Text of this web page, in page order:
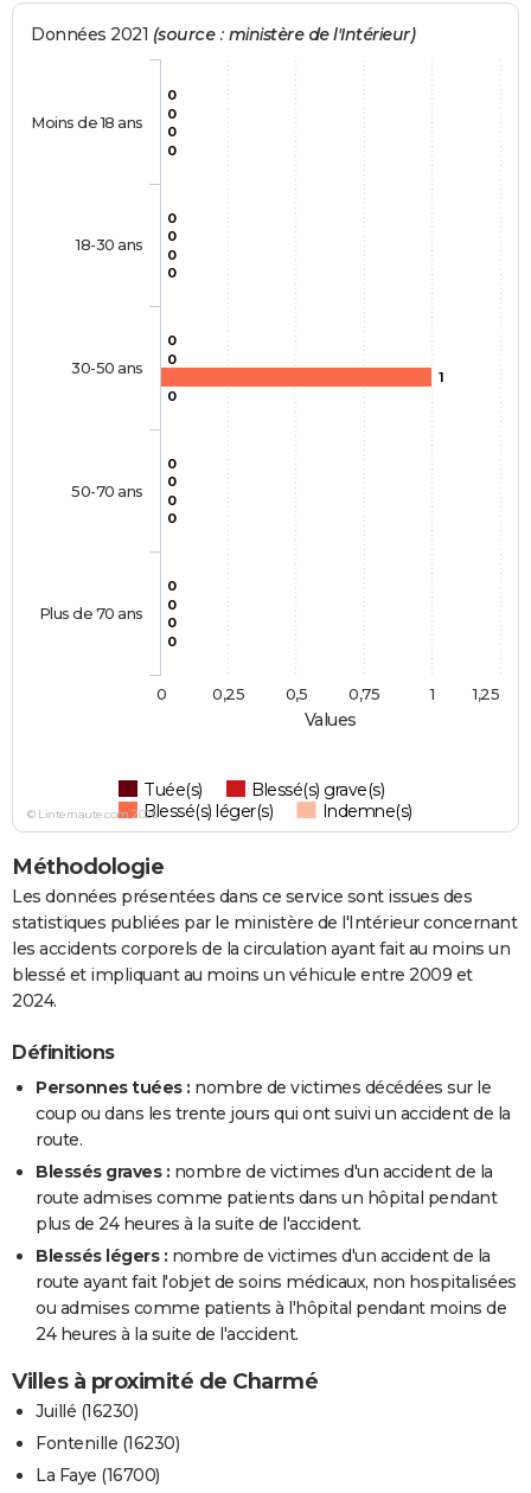
Values
Données 2021 (source : ministère de l'Intérieur)
0
0
0
0
0
0
0
0
0
0
0
0
1
0
0
0
0
0
0
0
Tuée(s)
Blessé(s) grave(s)
Blessé(s) léger(s)
Indemne(s)
Moins de 18 ans
18-30 ans
30-50 ans
50-70 ans
Plus de 70 ans
0 1
0,25 0,5 0,75 1,25
© Linternaute.com 2026
Méthodologie
Les données présentées dans ce service sont issues des
statistiques publiées par le ministère de l'Intérieur concernant
les accidents corporels de la circulation ayant fait au moins un
blessé et impliquant au moins un véhicule entre 2009 et
2024.
Définitions
Personnes tuées : nombre de victimes décédées sur le
coup ou dans les trente jours qui ont suivi un accident de la
route.
Blessés graves : nombre de victimes d'un accident de la
route admises comme patients dans un hôpital pendant
plus de 24 heures à la suite de l'accident.
Blessés légers : nombre de victimes d'un accident de la
route ayant fait l'objet de soins médicaux, non hospitalisées
ou admises comme patients à l'hôpital pendant moins de
24 heures à la suite de l'accident.
Villes à proximité de Charmé
Juillé (16230)
Fontenille (16230)
La Faye (16700)